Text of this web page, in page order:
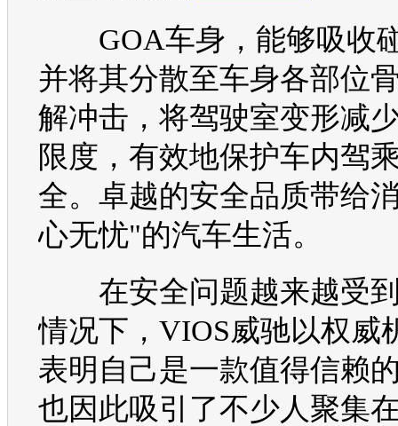
GOA车身，能够吸收
并将其分散至车身各部位
解冲击，将驾驶室变形减
限度，有效地保护车内驾
全。卓越的安全品质带给
心无忧"的汽车生活。
在安全问题越来越受
情况下， VIOS威驰以权威
表明自己是一款值得信赖
也因此吸引了不少人聚集